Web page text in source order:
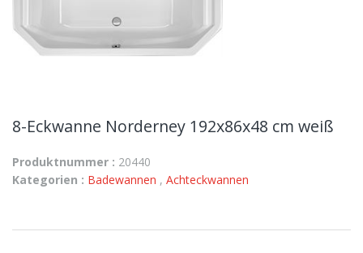
8-Eckwanne Norderney 192x86x48 cm weiß
Produktnummer : 20440
Kategorien : Badewannen , Achteckwannen